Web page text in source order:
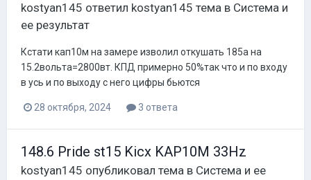
kostyan145 ответил kostyan145 тема в Система и
ее результат
Кстати кап10м на замере изволил откушать 185а на
15.2вольта=2800вт. КПД примерно 50%так что и по входу
в усь и по выходу с него цифры бьются
28 октября, 2024 3 ответа
148.6 Pride st15 Kicx KAP10M 33Hz
kostyan145 опубликовал тема в Система и ее